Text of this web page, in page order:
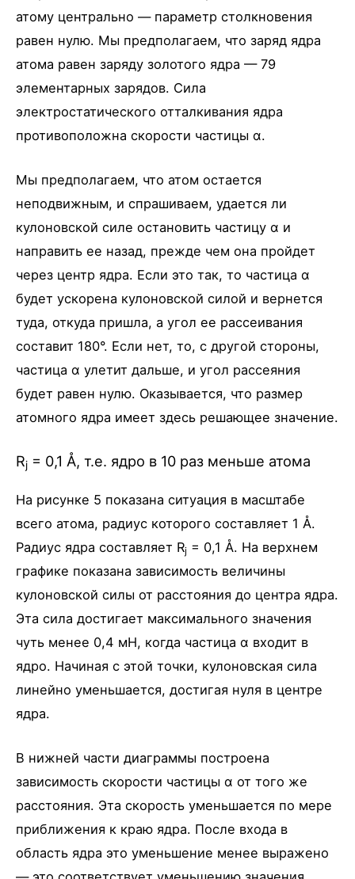
атому центрально — параметр столкновения
равен нулю. Мы предполагаем, что заряд ядра
атома равен заряду золотого ядра — 79
элементарных зарядов. Сила
электростатического отталкивания ядра
противоположна скорости частицы α.
Мы предполагаем, что атом остается
неподвижным, и спрашиваем, удается ли
кулоновской силе остановить частицу α и
направить ее назад, прежде чем она пройдет
через центр ядра. Если это так, то частица α
будет ускорена кулоновской силой и вернется
туда, откуда пришла, а угол ее рассеивания
составит 180°. Если нет, то, с другой стороны,
частица α улетит дальше, и угол рассеяния
будет равен нулю. Оказывается, что размер
атомного ядра имеет здесь решающее значение.
Rj = 0,1 Å, т.е. ядро в 10 раз меньше атома
На рисунке 5 показана ситуация в масштабе
всего атома, радиус которого составляет 1 Å.
Радиус ядра составляет Rj = 0,1 Å. На верхнем
графике показана зависимость величины
кулоновской силы от расстояния до центра ядра.
Эта сила достигает максимального значения
чуть менее 0,4 мH, когда частица α входит в
ядро. Начиная с этой точки, кулоновская сила
линейно уменьшается, достигая нуля в центре
ядра.
В нижней части диаграммы построена
зависимость скорости частицы α от того же
расстояния. Эта скорость уменьшается по мере
приближения к краю ядра. После входа в
область ядра это уменьшение менее выражено